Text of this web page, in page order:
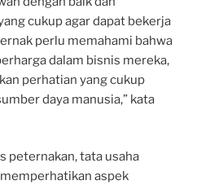
cukup agar dapat bekerja
perlu memahami bahwa
dalam bisnis mereka,
perhatian yang cukup
daya manusia,” kata
peternakan, tata usaha
aspek